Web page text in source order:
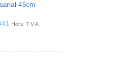
45cm
Hors. T.V.A.